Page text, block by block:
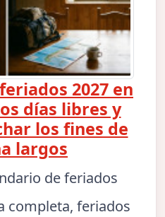
2027 en
días libres y
los fines de
largos
de feriados
completa, feriados